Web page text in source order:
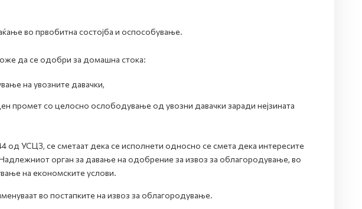
во првобитна состојба и оспособување.
да се одобри за домашна стока:
на увозните давачки,
промет со целосно ослободување од увозни давачки заради нејзината
од УСЦЗ, се сметаат дека се исполнети односно се смета дека интересите
орган за давање на одобрение за извоз за облагородување, во
на економските услови.
во постапките на извоз за облагородување.